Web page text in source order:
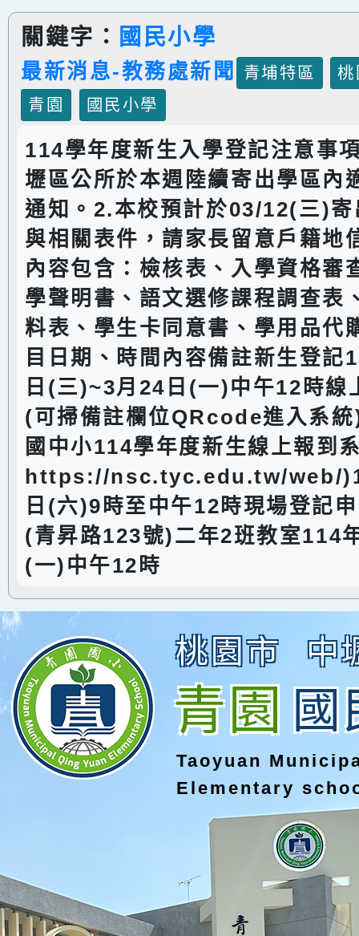
關鍵字： 國民小學
最新消息-教務處新聞 青埔特區
青園
國民小學
114學年度新生入學登記注意事
壢區公所於本週陸續寄出學區內
通知。2.本校預計於03/12(三)寄
與相關表件，請家長留意戶籍地
內容包含：檢核表、入學資格審
學聲明書、語文選修課程調查表
料表、學生卡同意書、學用品代
目日期、時間內容備註新生登記
日(三)~3月24日(一)中午12時線
(可掃備註欄位QRcode進入系
國中小114學年度新生線上報到
https://nsc.tyc.edu.tw/web/
日(六)9時至中午12時現場登記
(青昇路123號)二年2班教室114
(一)中午12時
桃園市 中
青園國
Taoyuan
Elementary